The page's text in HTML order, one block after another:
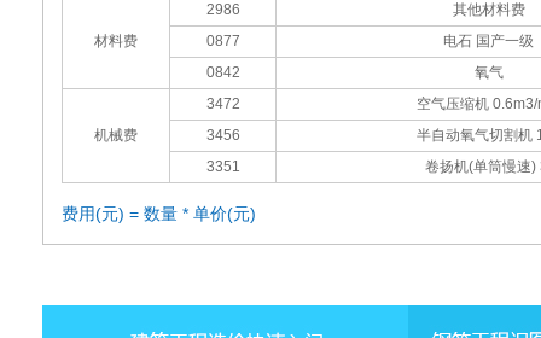
材料费
2986
其他材料费
0877
电石 国产一级
0842
氧气
机械费
3472
空气压缩机 0.6m3/
3456
半自动氧气切割机
3351
卷扬机(单筒慢速)
费用(元) = 数量 * 单价(元)